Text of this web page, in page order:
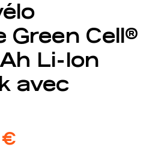
Green Cell®
Li-Ion
avec
€